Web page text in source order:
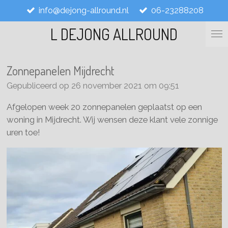
direct
L DEJONG ALLROUND
info@dejong-allround.nl 06-23288208
Zonnepanelen Mijdrecht
Gepubliceerd op 26 november 2021 om 09:51
Afgelopen week 20 zonnepanelen geplaatst op een
woning in Mijdrecht. Wij wensen deze klant vele zonnige
uren toe!